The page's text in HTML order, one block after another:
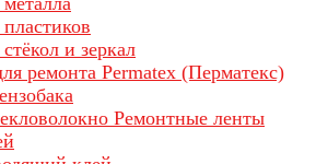
и зеркал
ремонта Permatex (Перматекс)
Ремонтные ленты